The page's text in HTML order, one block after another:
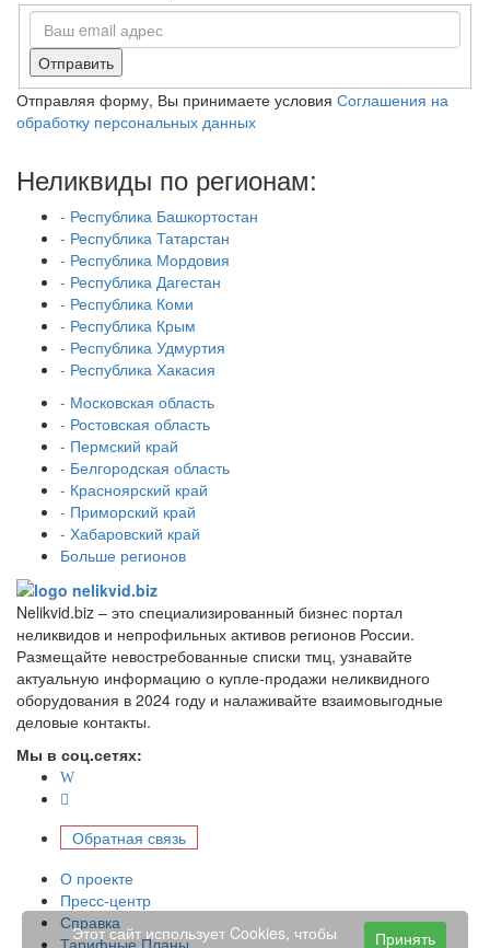
Отправить
Отправляя форму, Вы принимаете условия Соглашения на
обработку персональных данных
Неликвиды по регионам:
- Республика Башкортостан
- Республика Татарстан
- Республика Мордовия
- Республика Дагестан
- Республика Коми
- Республика Крым
- Республика Удмуртия
- Республика Хакасия
- Московская область
- Ростовская область
- Пермский край
- Белгородская область
- Красноярский край
- Приморский край
- Хабаровский край
Больше регионов
Nelikvid.biz – это специализированный бизнес портал
неликвидов и непрофильных активов регионов России.
Размещайте невостребованные списки тмц, узнавайте
актуальную информацию о купле-продажи неликвидного
оборудования в 2024 году и налаживайте взаимовыгодные
деловые контакты.
Мы в соц.сетях:
Обратная связь
О проекте
Пресс-центр
Справка
Этот сайт использует Cookies, чтобы
Принять